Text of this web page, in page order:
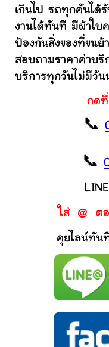
เกินไป รถทุกคันได้
งานได้ทันที มีผ้าใ
ป้องกันสิ่งของที่ขนย้
สอบถามราคาค่าบริ
บริการทุกวันไม่มีวัน
กดที่
📞
📞
ใส่ @ ตอ
คุยไลน์ทัน